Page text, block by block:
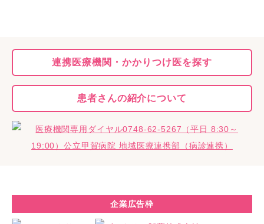
連携医療機関・かかりつけ医を探す
患者さんの紹介について
企業広告枠